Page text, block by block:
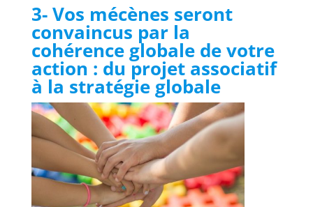
3- Vos mécènes seront
convaincus par la
cohérence globale de votre
action : du projet associatif
à la stratégie globale